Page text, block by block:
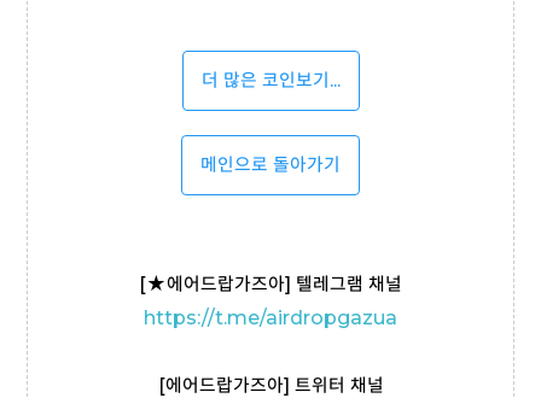
더 많은 코인보기...
메인으로 돌아가기
[★에어드랍가즈아] 텔레그램 채널
https://t.me/airdropgazua
[에어드랍가즈아] 트위터 채널